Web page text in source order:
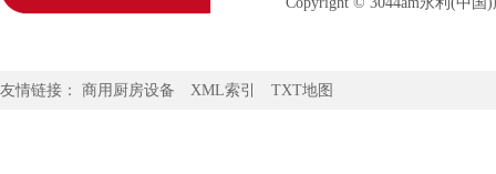
3044am永利官网：
友情链接： 商用厨房设备 XML索引 TXT地图